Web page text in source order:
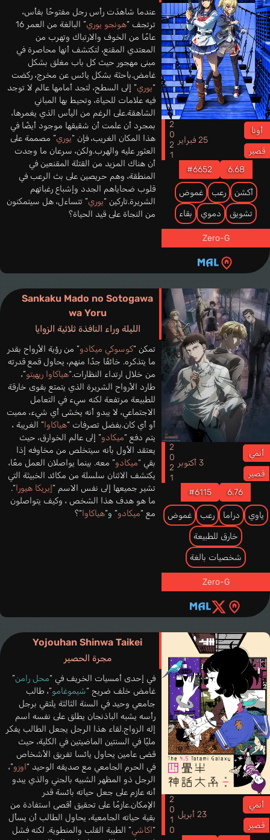
أونا
قصير
25 فبراير 2021
6.68
#6652
أكشن رعب غموض
تشويق دموي بقاء
Zero-G
عندما شاهدَت رأس رجل مفتوحًا بفأس،
ترتجف “هونجو يوري
” البالغة من العمر 16
عامًا من الخوف والارتباك وتهرب من
المعتدي المقنع، لتكتشف أنها محاصرة في
مبنى مهجور حيث كل باب مغلق بشكل
غامض.باحثة بشكل يائس عن مخرج، ركضت
“يوري” إلى السطح، لتجد أمامها عالم لا توجد
فيه علامات للحياة، وتحيط بها المباني
الشاهقة.على الرغم من اليأس الذي يغمرها،
بمجرد أن علمت أن شقيقها موجود أيضًا في
هذا المكان الغريب، فإن “يوري” مصممة على
العثور عليه والهرب.ولكن، سرعان ما وجدت
أن هناك المزيد من القتلة المقنعين في
المنطقة، وهم حريصين على بث الرعب في
قلوب ضحاياهم الجدد وإشباع رغباتهم
الشريرة.تاركين “يوري” تتساءل، هل سيتمكنون
من النجاة على قيد الحياة؟
Sankaku Mado no Sotogawa
wa Yoru
الليلة وراء النافذة ثلاثية الزوايا
أنمي
قصير
3 أكتوبر 2021
6.76
#6115
ياوي دراما رعب غموض
خارق للطبيعة
شخصيات بالغة
Zero-G
تمكن “كوسوكي ميكادو” من رؤية الأرواح بقدر
ما يتذكره. خائفًا جدًا منهم، يحاول قمع قدرته
من خلال ارتداء النظارات.“هياكاوا ريهيتو”،
طارد الأرواح الشريرة الذي يتمتع بقوى خارقة
للطبيعة مرتفعة لكنه سيء في التعامل
الاجتماعي، لا يبدو أنه يخشى أي شيء، مميت
أو أي كان.بفضل تصرفات “هياكاوا” الغريبة ،
يتم دفع “ميكادو” إلى عالم الخوارق، حيث
يعتقد الأول بأنه سيتخلص من مخاوفه إذا
بقي “ميكادو” معه. بينما يواصلان العمل معًا،
يكتشف الاثنان سلسلة من مكائد الخبيثة التي
تشير جميعها إلى نفس الاسم “إيريكا هيورا“.
ما هو هدف هذا الشخص ، وكيف يتواصلون
مع “ميكادو” و”هياكاوا“؟
Yojouhan Shinwa Taikei
مجرة الحصير
أنمي
قصير
23 أبريل 2010
في إحدى أمسيات الخريف في “محل رامن”
غامض خلف ضريح “شيموغامو”، طالب
جامعي وحيد في السنة الثالثة يلتقي برجل
رأسه يشبه الباذنجان يطلق على نفسه اسم
إله الزواج.لقاء هذا الرجل يجعل الطالب يفكر
مليًا في السنتين الماضيتين في الكلية، حيث
قضى عامين يحاول يائسا تفريق الأشخاص
في الحرم الجامعي مع صديقه الوحيد “اوزو”،
الرجل ذو المظهر الشبيه بالجني والذي يبدو
أنه عازم على جعل حياته بائسة قدر
الإمكان.عازمًا على تحقيق أقصى استفادة من
بقية حياته الجامعية، يحاول الطالب أن يسأل
“اكاشي” الطيبة القلب والمنطوية. لكنه فشل